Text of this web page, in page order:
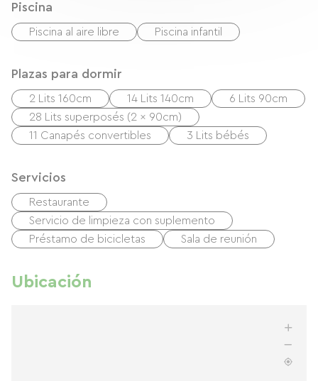
Piscina
Piscina al aire libre Piscina infantil
Plazas para dormir
2 Lits 160cm 14 Lits 140cm
6 Lits 90cm
28 Lits superposés (2 x 90cm)
11 Canapés convertibles
3 Lits bébés
Servicios
Restaurante
Servicio de limpieza con suplemento
Préstamo de bicicletas
Sala de reunión
Ubicación